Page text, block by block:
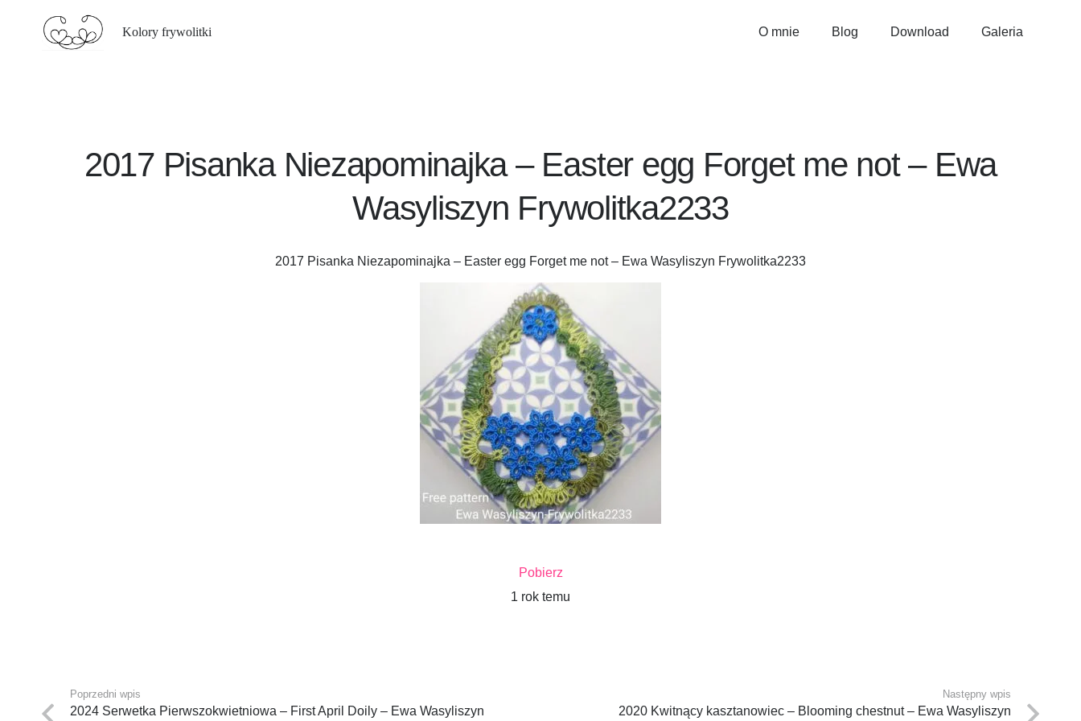
Kolory frywolitki O mnie Blog Download Galeria
2017 Pisanka Niezapominajka – Easter egg Forget me not – Ewa
Wasyliszyn Frywolitka2233
2017 Pisanka Niezapominajka – Easter egg Forget me not – Ewa Wasyliszyn Frywolitka2233
Pobierz
1 rok temu
Poprzedni wpis
2024 Serwetka Pierwszokwietniowa – First April Doily – Ewa Wasyliszyn
Następny wpis
2020 Kwitnący kasztanowiec – Blooming chestnut – Ewa Wasyliszyn